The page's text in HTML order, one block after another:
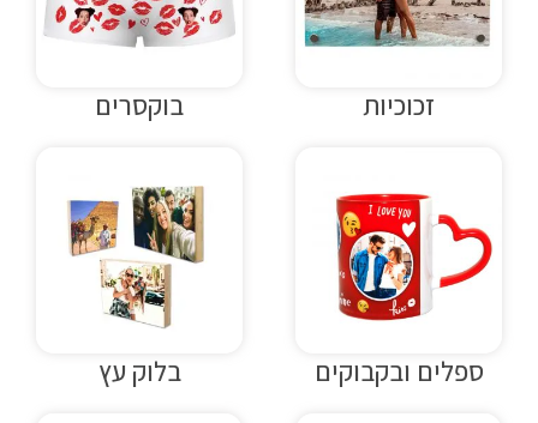
זכוכיות בוקסרים
ספלים ובקבוקים בלוק עץ